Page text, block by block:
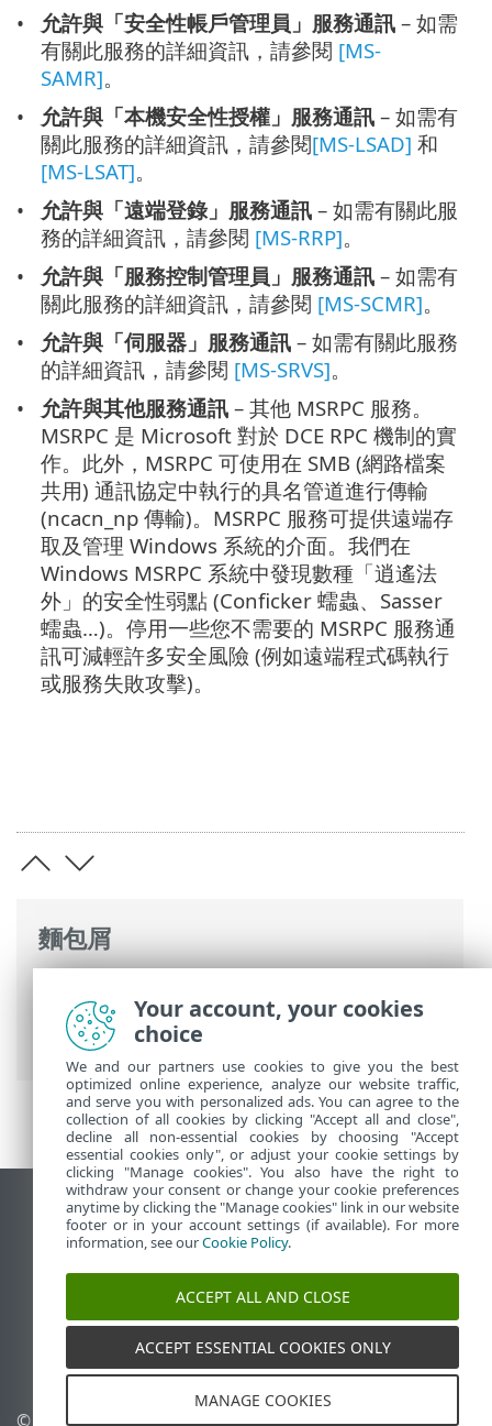
麵包屑
進階設定
>防護 >網路存取防護>網路攻擊
防護 (IDS)
> 進階選項
允許與「安全性帳戶管理員」服務通訊 – 如需
有關此服務的詳細資訊，請參閱 [MS-
SAMR]。
允許與「本機安全性授權」服務通訊 – 如需有
關此服務的詳細資訊，請參閱[MS-LSAD] 和
[MS-LSAT]。
允許與「遠端登錄」服務通訊 – 如需有關此服
務的詳細資訊，請參閱 [MS-RRP]。
允許與「服務控制管理員」服務通訊 – 如需有
關此服務的詳細資訊，請參閱 [MS-SCMR]。
允許與「伺服器」服務通訊 – 如需有關此服務
的詳細資訊，請參閱 [MS-SRVS]。
允許與其他服務通訊 – 其他 MSRPC 服務。
MSRPC 是 Microsoft 對於 DCE RPC 機制的實
作。此外，MSRPC 可使用在 SMB (網路檔案
共用) 通訊協定中執行的具名管道進行傳輸
(ncacn_np 傳輸)。MSRPC 服務可提供遠端存
取及管理 Windows 系統的介面。我們在
Windows MSRPC 系統中發現數種「逍遙法
外」的安全性弱點 (Conficker 蠕蟲、Sasser
蠕蟲…)。停用一些您不需要的 MSRPC 服務通
訊可減輕許多安全風險 (例如遠端程式碼執行
或服務失敗攻擊)。
檢視桌面網站
End of Life
ESET 知識庫
ESET Status Portal
地區設定
© 1992 - 2026 ESET, spol. s 管理 Cookie
Your account, your cookies
choice
We and our partners use cookies to give you the best
optimized online experience, analyze our website traffic,
and serve you with personalized ads. You can agree to the
collection of all cookies by clicking "Accept all and close",
decline all non-essential cookies by choosing "Accept
essential cookies only", or adjust your cookie settings by
clicking "Manage cookies". You also have the right to
withdraw your consent or change your cookie preferences
anytime by clicking the "Manage cookies" link in our website
footer or in your account settings (if available). For more
information, see ourCookie Policy.
ACCEPT ALL AND CLOSE
ACCEPT ESSENTIAL COOKIES ONLY
MANAGE COOKIES